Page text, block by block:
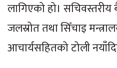
लागिएको हो।
जलस्रोत तथा सिँचाइ
आचार्यसहितको टोली